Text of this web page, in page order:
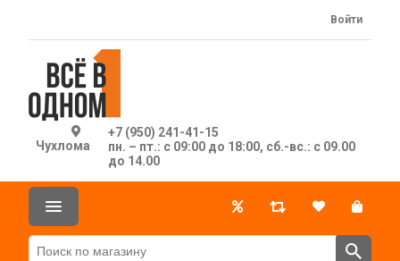
Чухлома
+7 (950) 241-41-15
пн. – пт.: с 09:00 до 18:00, сб.-вс.: с 09.00
до 14.00
Войти